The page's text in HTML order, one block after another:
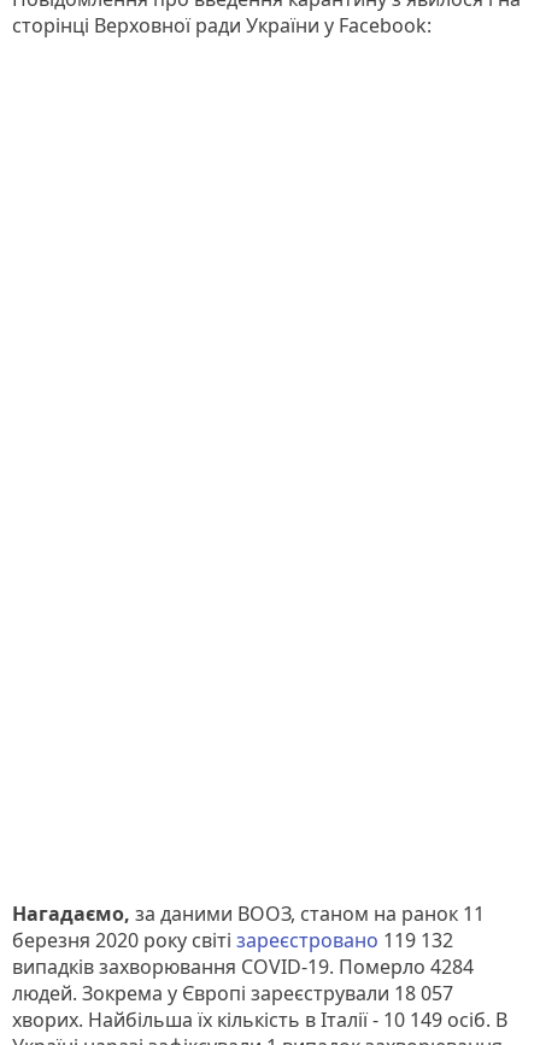
сторінці Верховної ради України у Facebook:
Нагадаємо, за даними ВООЗ, станом на ранок 11
березня 2020 року світі зареєстровано 119 132
випадків захворювання COVID-19. Померло 4284
людей. Зокрема у Європі зареєстрували 18 057
хворих. Найбільша їх кількість в Італії - 10 149 осіб. В